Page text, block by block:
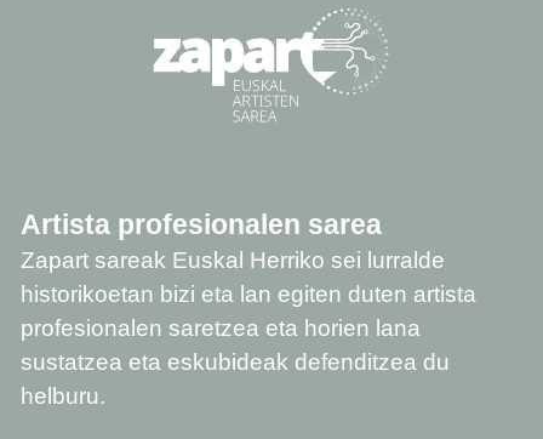
Artista profesionalen sarea
Zapart sareak Euskal Herriko sei lurralde
historikoetan bizi eta lan egiten duten artista
profesionalen saretzea eta horien lana
sustatzea eta eskubideak defenditzea du
helburu.